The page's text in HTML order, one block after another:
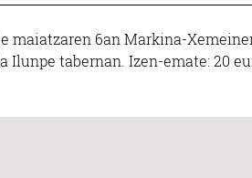
maiatzaren 6an Markina-
tabernan. Izen-emate: 20